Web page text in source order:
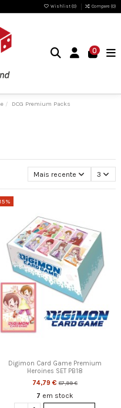
Wishlist (0) Compare (0)
0
DCG Premium Packs
Mais recente 3
Digimon Card Game Premium
Heroines SET PB18
74,79 €87,99 €
7 em stock